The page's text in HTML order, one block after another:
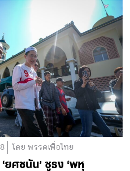
โดย พรรคเพื่อไทย
ยศชนัน’ ชูธง ‘พหุ